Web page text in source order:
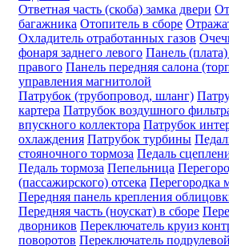
Ответная часть (скоба) замка двери
багажника Отопитель в сборе
Охладитель отработанных газов
фонаря заднего левого Панель
правого Панель передняя салона
управления магнитолой
Патрубок (трубопровод, шланг)
картера Патрубок воздушного
впускного коллектора Патрубок
охлаждения Патрубок турбины
стояночного тормоза Педаль
Педаль тормоза Пепельница
(пассажирского) отсека Перегородка
Передняя панель крепления
Передняя часть (ноускат) в сборе
дворников Переключатель круиз
поворотов Переключатель